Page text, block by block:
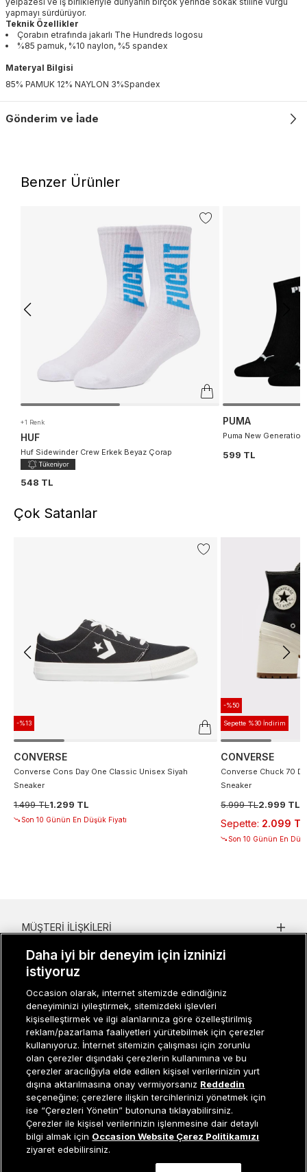
Sepete Ekle
yapmayı sürdürüyor.
Teknik Özellikler
Çorabın etrafında jakarlı The Hundreds logosu
%85 pamuk, %10 naylon, %5 spandex
Materyal Bilgisi
85% PAMUK 12% NAYLON 3%Spandex
Gönderim ve İade
Benzer Ürünler
+1 Renk
HUF
Huf Sidewinder Crew Erkek Beyaz Çorap
548 TL
PUMA
Puma New
599 TL
Çok Satanlar
-%13
CONVERSE
Converse Cons Day One Classic Unisex Siyah
Sneaker
1.499 TL1.299 TL
Son 10 Günün En Düşük Fiyatı
-%50
Sepette %30 İndirim
CONVERSE
Converse Chuck 70
Sneaker
5.999 TL2.999 TL
Sepette: 2.099 TL
Son 10 Günün En
Müşteri İlişkileri0 850 800 01 20
MÜŞTERI İLIŞKILERI
KURUMSAL
GRUP MARKALAR
ERKEK KATEGORILER
Occasion bir EREN PERAKENDE markasıdır. © Eren Holding
Daha iyi bir deneyim için izninizi
istiyoruz
Occasion olarak, internet sitemizde edindiğiniz
deneyiminizi iyileştirmek, sitemizdeki işlevleri
kişiselleştirmek ve ilgi alanlarınıza göre özelleştirilmiş
reklam/pazarlama faaliyetleri yürütebilmek için çerezler
kullanıyoruz. İnternet sitemizin çalışması için zorunlu
olan çerezler dışındaki çerezlerin kullanımına ve bu
çerezler aracılığıyla elde edilen kişisel verilerinizin yurt
dışına aktarılmasına onay vermiyorsanız Reddedin
seçeneğine; çerezlere ilişkin tercihlerinizi yönetmek için
ise “Çerezleri Yönetin” butonuna tıklayabilirsiniz.
Çerezler ile kişisel verilerinizin işlenmesine dair detaylı
bilgi almak için Occasion Website Çerez Politikamızı
ziyaret edebilirsiniz.